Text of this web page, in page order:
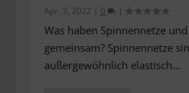
Apr. 3, 2022 | 0 |
Was haben Spinnennetze
gemeinsam? Spinnennetze
außergewöhnlich elastisch...